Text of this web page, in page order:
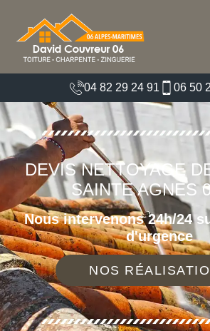
04 82 29 24 91 06 50
DEVIS NETTOYAGE
SAINTE AGNES
Nous intervenons 24h/24
d'urgence
NOS